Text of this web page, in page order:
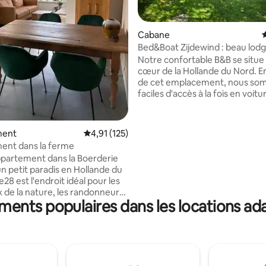
la base de 126 commentaires : 5 sur 5
Évaluation moyenne sur la base de 125
4,91 (125)
dans la ferme
dans la Boerderie
petit paradis en Hollande du
de la nature, les randonneurs,
les amateurs de plage et les
de jeunes enfants. Vous
Cabane
Bed&Boat Zijdewind : beau
l'eau et bateau
Notre confortable B&B se situe
cœur de la Hollande du Nord.
de cet emplacement, nous
faciles d'accès à la fois en
aux fromages d'Alkmaar ou
populaires dans les locations